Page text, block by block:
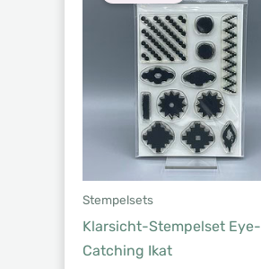
Stempelsets
Klarsicht-Stempelset Eye-
Catching Ikat